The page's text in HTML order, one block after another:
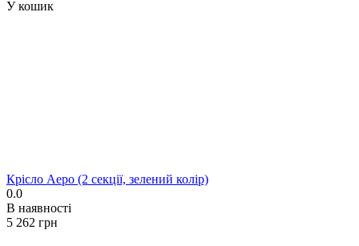
У кошик
Крісло Аеро (2 секції, зелений колір)
0.0
В наявності
‍5 262‍ грн